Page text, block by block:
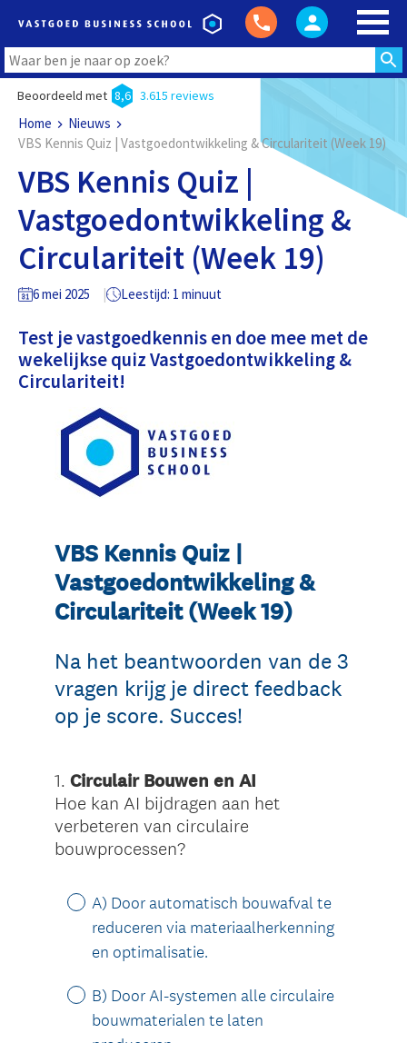
Beoordeeld met 8,6 3.615 reviews
Home
Nieuws
VBS Kennis Quiz | Vastgoedontwikkeling & Circulariteit (Week 19)
VBS Kennis Quiz |
Vastgoedontwikkeling &
Circulariteit (Week 19)
6 mei 2025 Leestijd: 1 minuut
Test je vastgoedkennis en doe mee met de
wekelijkse quiz Vastgoedontwikkeling &
Circulariteit!